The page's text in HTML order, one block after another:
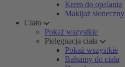
Krem do opalania
Makijaż słoneczny
Ciało
Pokaż wszystkie
Pielęgnacja ciała
Pokaż wszystkie
Balsamy do ciała